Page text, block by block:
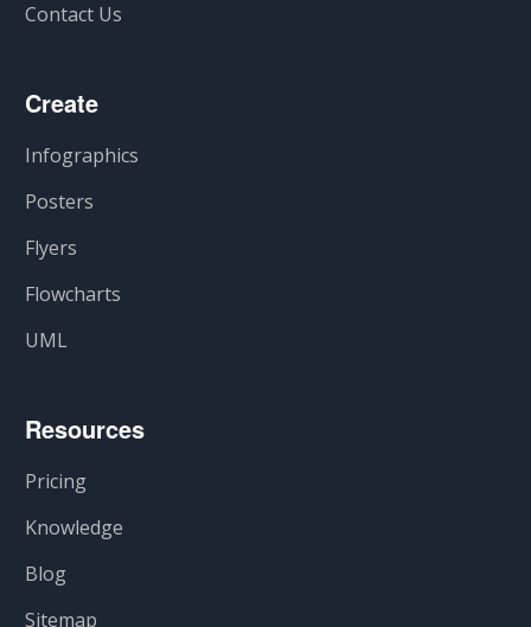
Contact Us
Create
Infographics
Posters
Flyers
Flowcharts
UML
Resources
Pricing
Knowledge
Blog
Sitemap